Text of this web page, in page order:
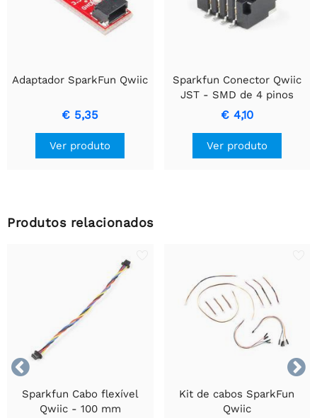
Adaptador SparkFun Qwiic
€ 5,35
Ver produto
Sparkfun Conector Qwiic
JST - SMD de 4 pinos
(horizontal)
€ 4,10
Ver produto
Produtos relacionados


Sparkfun Cabo flexível
Qwiic - 100 mm
Kit de cabos SparkFun
Qwiic